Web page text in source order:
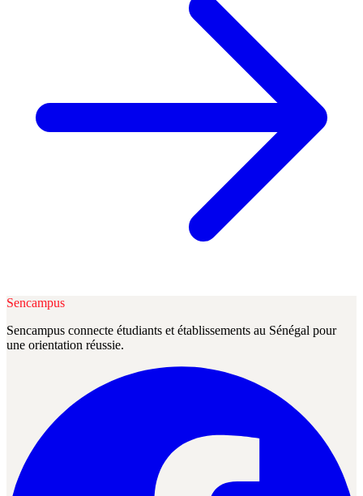
Sencampus
Sencampus connecte étudiants et établissements au Sénégal pour
une orientation réussie.